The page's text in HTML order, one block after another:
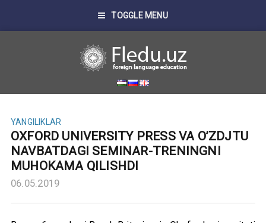
TOGGLE MENU
YANGILIKLAR
OXFORD UNIVERSITY PRESS VA O’ZDJTU
NAVBATDAGI SEMINAR-TRENINGNI
MUHOKAMA QILISHDI
06.05.2019